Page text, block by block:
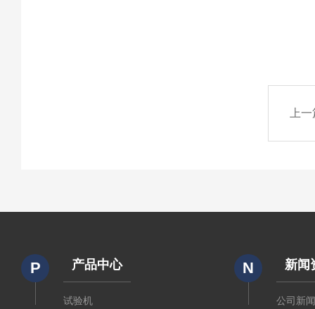
上
P 产品中心
试验机
N 新闻
公司新